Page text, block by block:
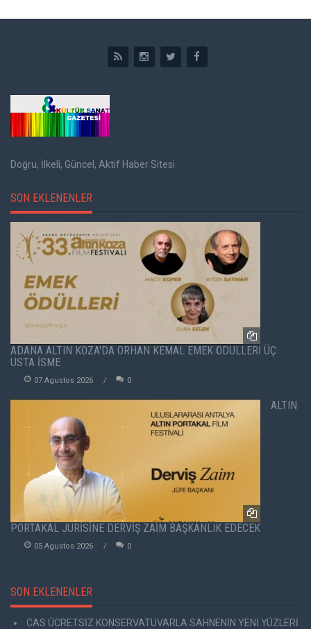
Doğru, İlkeli, Güncel, Aktif Haber Sitesi
SON EKLENENLER
ADANA ALTIN KOZA'DA ORHAN KEMAL EMEK ÖDÜLLERİ ÜÇ
USTA İSME
07 Agustos 2026 0
ALTIN
PORTAKAL JÜRİSİNE DERVİŞ ZAİM BAŞKANLIK EDECEK
05 Agustos 2026 0
SON EKLENENLER
CAS ÜCRETSİZ KONSERVATUVARLA SAHNENİN YENİ YÜZLERİ